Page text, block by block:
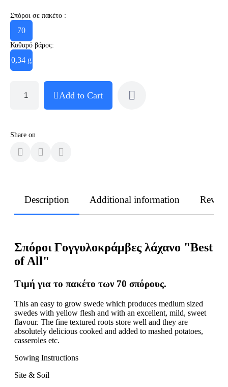
Σπόροι σε πακέτο :
70
Καθαρό βάρος:
0,34 g
Add to Cart
Share on
Description Additional information
Σπόροι Γογγυλοκράμβες λάχανο "Best
of All"
Τιμή για το πακέτο των 70 σπόρους.
This an easy to grow swede which produces medium sized
swedes with yellow flesh and with an excellent, mild, sweet
flavour. The fine textured roots store well and they are
absolutely delicious cooked and added to mashed potatoes,
casseroles etc.
Sowing Instructions
Site & Soil